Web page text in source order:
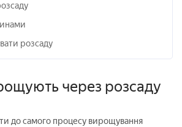
розсаду
через розсаду
до самого процесу вирощування